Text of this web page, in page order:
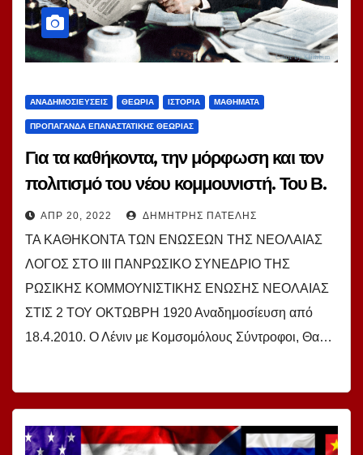
ΑΝΑΔΗΜΟΣΙΕΎΣΕΙΣ ΘΕΩΡΊΑ ΙΣΤΟΡΊΑ ΜΑΘΉΜΑΤΑ
ΠΡΟΠΑΓΆΝΔΑ ΕΠΑΝΑΣΤΑΤΙΚΉΣ ΘΕΩΡΊΑΣ
Για τα καθήκοντα, την μόρφωση και τον
πολιτισμό του νέου κομμουνιστή. Του Β.
Ι. Λένιν
ΑΠΡ 20, 2022 ΔΗΜΉΤΡΗΣ ΠΑΤΈΛΗΣ
ΤΑ ΚΑΘΗΚΟΝΤΑ ΤΩΝ ΕΝΩΣΕΩΝ ΤΗΣ ΝΕΟΛΑΙΑΣ
ΛΟΓΟΣ ΣΤΟ III ΠΑΝΡΩΣΙΚΟ ΣΥΝΕΔΡΙΟ ΤΗΣ
ΡΩΣΙΚΗΣ ΚΟΜΜΟΥΝΙΣΤΙΚΗΣ ΕΝΩΣΗΣ ΝΕΟΛΑΙΑΣ
ΣΤΙΣ 2 ΤΟΥ ΟΚΤΩΒΡΗ 1920 Αναδημοσίευση από
18.4.2010. Ο Λένιν με Κομσομόλους Σύντροφοι, Θα…